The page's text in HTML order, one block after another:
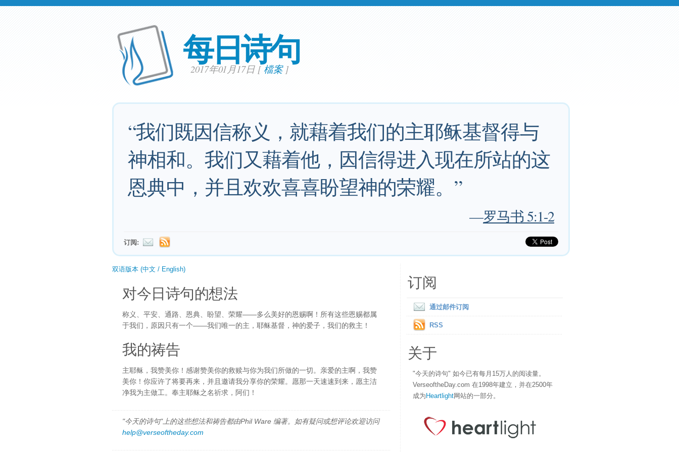
每日诗句
2017年01月17日 [檔案]
“我们既因信称义，就藉着我们的主耶稣基督得与
神相和。我们又藉着他，因信得进入现在所站的这
恩典中，并且欢欢喜喜盼望神的荣耀。”
—罗马书 5:1-2
订阅:
双语版本 (中文 / English)
对今日诗句的想法
称义、平安、通路、恩典、盼望、荣耀——多么美好的恩赐啊！所有这些恩赐都属
于我们，原因只有一个——我们唯一的主，耶稣基督，神的爱子，我们的救主！
我的祷告
主耶稣，我赞美你！感谢赞美你的救赎与你为我们所做的一切。亲爱的主啊，我赞
美你！你应许了将要再来，并且邀请我分享你的荣耀。愿那一天速速到来，愿主洁
净我为主做工。奉主耶稣之名祈求，阿们！
"今天的诗句"上的这些想法和祷告都由Phil Ware 编著。如有疑问或想评论欢迎访问
help@verseoftheday.com
订阅
通过邮件订阅
RSS
关于
"今天的诗句" 如今已有每月15万人的阅读量。
VerseoftheDay.com 在1998年建立，并在2500年
成为 Heartlight网站的一部分。